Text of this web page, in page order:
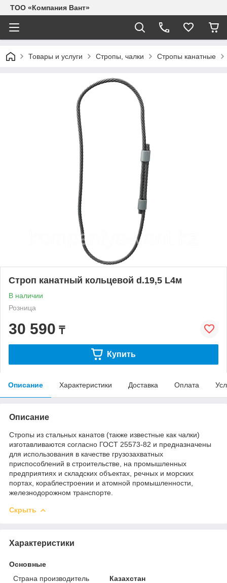
ТОО «Компания Вант»
Товары и услуги Стропы, чалки Стропы канатные
Строп канатный кольцевой d.19,5 L4м
В наличии
Розница
30 590 ₸
Купить
Описание Характеристики Доставка Оплата
Описание
Стропы из стальных канатов (также известные как чалки)
изготавливаются согласно ГОСТ 25573-82 и предназначены
для использования в качестве грузозахватных
приспособлений в строительстве, на промышленных
предприятиях и складских объектах, речных и морских
портах, кораблестроении и атомной промышленности,
железнодорожном транспорте.
Скрыть
Характеристики
Основные
Страна производитель
Казахстан